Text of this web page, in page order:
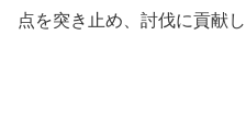
点を突き止め、討伐に貢献し